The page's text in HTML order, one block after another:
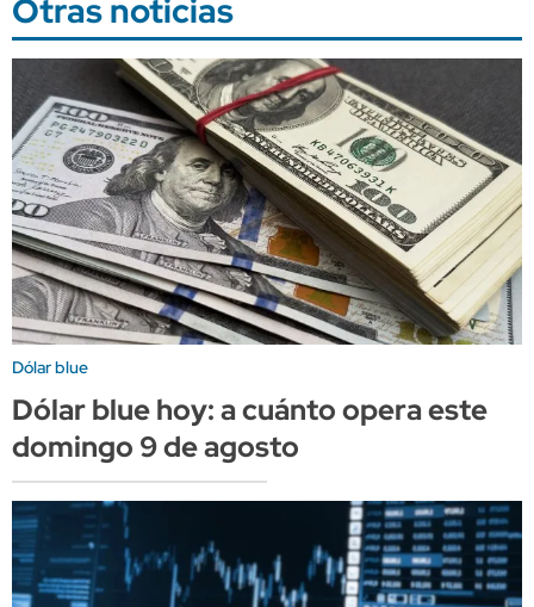
Otras noticias
Dólar blue
Dólar blue hoy: a cuánto opera este
domingo 9 de agosto